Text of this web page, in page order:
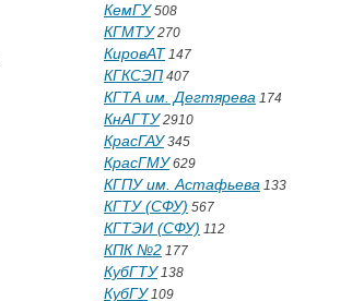
КемГУ508
КГМТУ270
КировАТ 147
КГКСЭП 407
КГТА им. Дегтярева 174
КнАГТУ2910
КрасГАУ345
КрасГМУ629
КГПУ им. Астафьева 133
КГТУ (СФУ) 567
КГТЭИ (СФУ) 112
КПК №2 177
КубГТУ138
КубГУ109